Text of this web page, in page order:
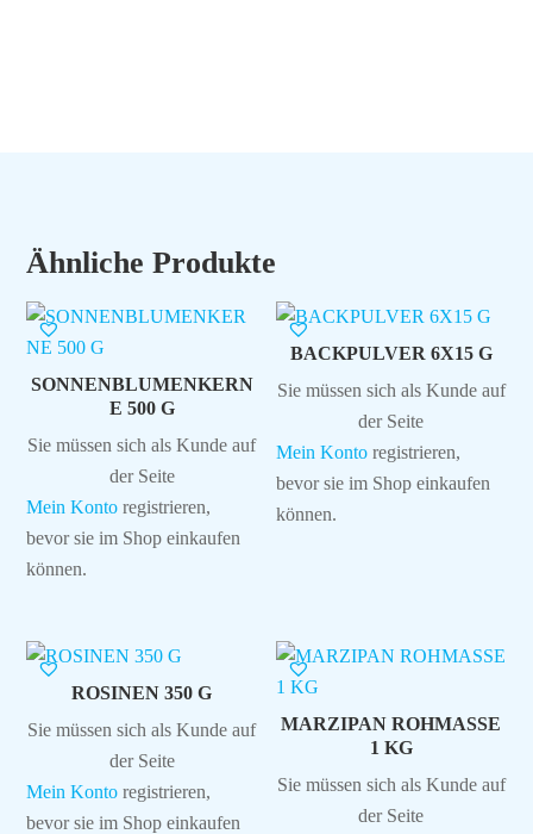
Ähnliche Produkte
SONNENBLUMENKERN
E 500 G
Sie müssen sich als Kunde auf
der Seite
Mein Konto registrieren,
bevor sie im Shop einkaufen
können.
BACKPULVER 6X15 G
Sie müssen sich als Kunde auf
der Seite
Mein Konto registrieren,
bevor sie im Shop einkaufen
können.
ROSINEN 350 G
Sie müssen sich als Kunde auf
der Seite
Mein Konto registrieren,
bevor sie im Shop einkaufen
MARZIPAN ROHMASSE
1 KG
Sie müssen sich als Kunde auf
der Seite